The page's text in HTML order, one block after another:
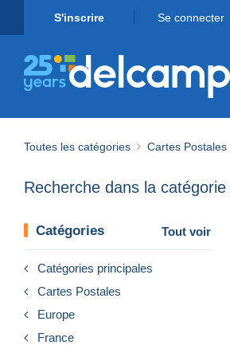
S'inscrire Se connecter
Toutes les catégories Cartes Postales
Recherche dans la catégorie
Catégories Tout voir
Catégories principales
Cartes Postales
Europe
France